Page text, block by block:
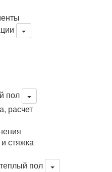
пол
расчет
стяжка
пол